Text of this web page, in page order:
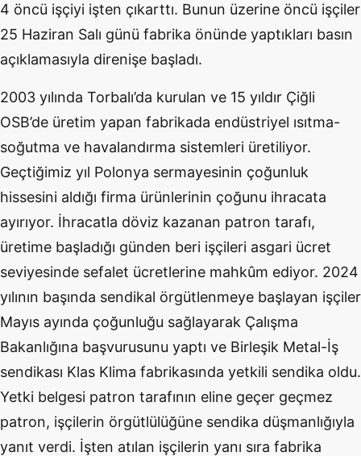
4 öncü işçiyi işten çıkarttı. Bunun üzerine öncü işçiler
25 Haziran Salı günü fabrika önünde yaptıkları basın
açıklamasıyla direnişe başladı.
2003 yılında Torbalı’da kurulan ve 15 yıldır Çiğli
OSB’de üretim yapan fabrikada endüstriyel ısıtma-
soğutma ve havalandırma sistemleri üretiliyor.
Geçtiğimiz yıl Polonya sermayesinin çoğunluk
hissesini aldığı firma ürünlerinin çoğunu ihracata
ayırıyor. İhracatla döviz kazanan patron tarafı,
üretime başladığı günden beri işçileri asgari ücret
seviyesinde sefalet ücretlerine mahkûm ediyor. 2024
yılının başında sendikal örgütlenmeye başlayan işçiler
Mayıs ayında çoğunluğu sağlayarak Çalışma
Bakanlığına başvurusunu yaptı ve Birleşik Metal-İş
sendikası Klas Klima fabrikasında yetkili sendika oldu.
Yetki belgesi patron tarafının eline geçer geçmez
patron, işçilerin örgütlülüğüne sendika düşmanlığıyla
yanıt verdi. İşten atılan işçilerin yanı sıra fabrika